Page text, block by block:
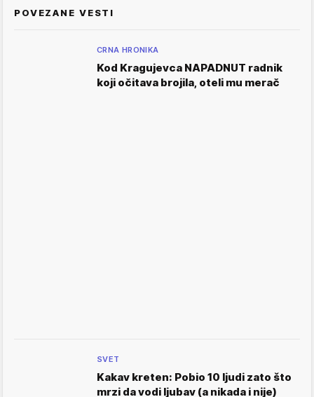
POVEZANE VESTI
CRNA HRONIKA
Kod Kragujevca NAPADNUT radnik
koji očitava brojila, oteli mu merač
SVET
Kakav kreten: Pobio 10 ljudi zato što
mrzi da vodi ljubav (a nikada i nije)